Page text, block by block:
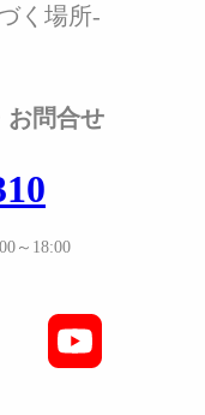
く場所-
お問合せ
～18:00